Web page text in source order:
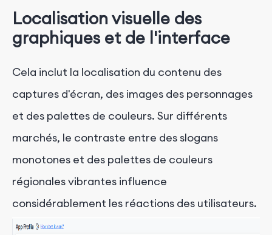
Localisation visuelle des
graphiques et de l'interface
Cela inclut la localisation du contenu des
captures d'écran, des images des personnages
et des palettes de couleurs. Sur différents
marchés, le contraste entre des slogans
monotones et des palettes de couleurs
régionales vibrantes influence
considérablement les réactions des utilisateurs.